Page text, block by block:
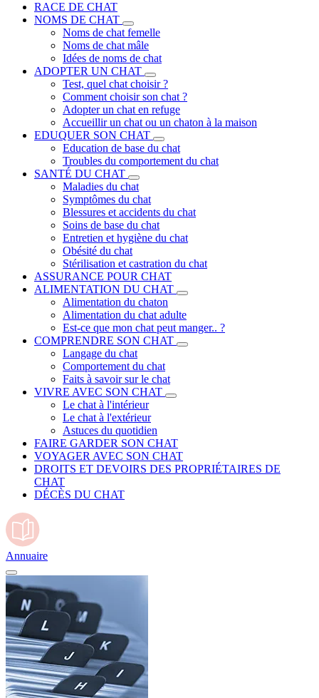
RACE DE CHAT
NOMS DE CHAT
Noms de chat femelle
Noms de chat mâle
Idées de noms de chat
ADOPTER UN CHAT
Test, quel chat choisir ?
Comment choisir son chat ?
Adopter un chat en refuge
Accueillir un chat ou un chaton à la maison
EDUQUER SON CHAT
Education de base du chat
Troubles du comportement du chat
SANTÉ DU CHAT
Maladies du chat
Symptômes du chat
Blessures et accidents du chat
Soins de base du chat
Entretien et hygiène du chat
Obésité du chat
Stérilisation et castration du chat
ASSURANCE POUR CHAT
ALIMENTATION DU CHAT
Alimentation du chaton
Alimentation du chat adulte
Est-ce que mon chat peut manger.. ?
COMPRENDRE SON CHAT
Langage du chat
Comportement du chat
Faits à savoir sur le chat
VIVRE AVEC SON CHAT
Le chat à l'intérieur
Le chat à l'extérieur
Astuces du quotidien
FAIRE GARDER SON CHAT
VOYAGER AVEC SON CHAT
DROITS ET DEVOIRS DES PROPRIÉTAIRES DE
CHAT
DÉCÈS DU CHAT
Annuaire